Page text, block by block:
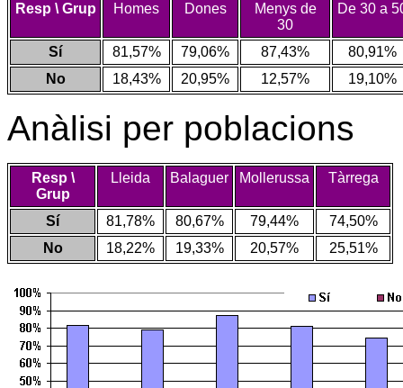
Resp \ Grup Homes Dones
Menys de
30
De 30 a
Sí 81,57% 79,06% 87,43%
80,91%
No
18,43% 20,95% 12,57% 19,10%
Anàlisi per poblacions
Resp \
Grup
Lleida Balaguer Mollerussa Tàrrega
Sí 81,78% 80,67% 79,44%
74,50%
No
18,22% 19,33% 20,57% 25,51%